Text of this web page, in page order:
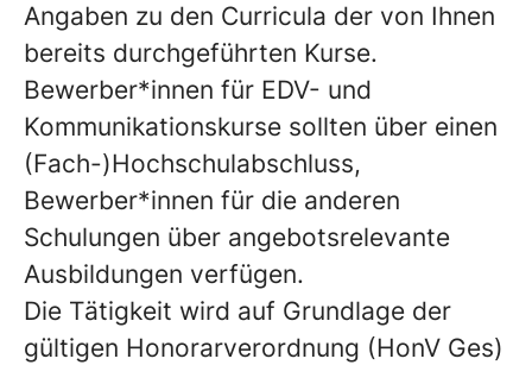
Angaben zu den Curricula der von Ihnen
bereits durchgeführten Kurse.
Bewerber*innen für EDV- und
Kommunikationskurse sollten über einen
(Fach-)Hochschulabschluss,
Bewerber*innen für die anderen
Schulungen über angebotsrelevante
Ausbildungen verfügen.
Die Tätigkeit wird auf Grundlage der
gültigen Honorarverordnung (HonV Ges)